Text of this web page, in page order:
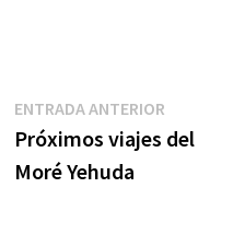
Navegación
de
ENTRADA ANTERIOREntrada
anterior:
Próximos viajes del
Moré Yehuda